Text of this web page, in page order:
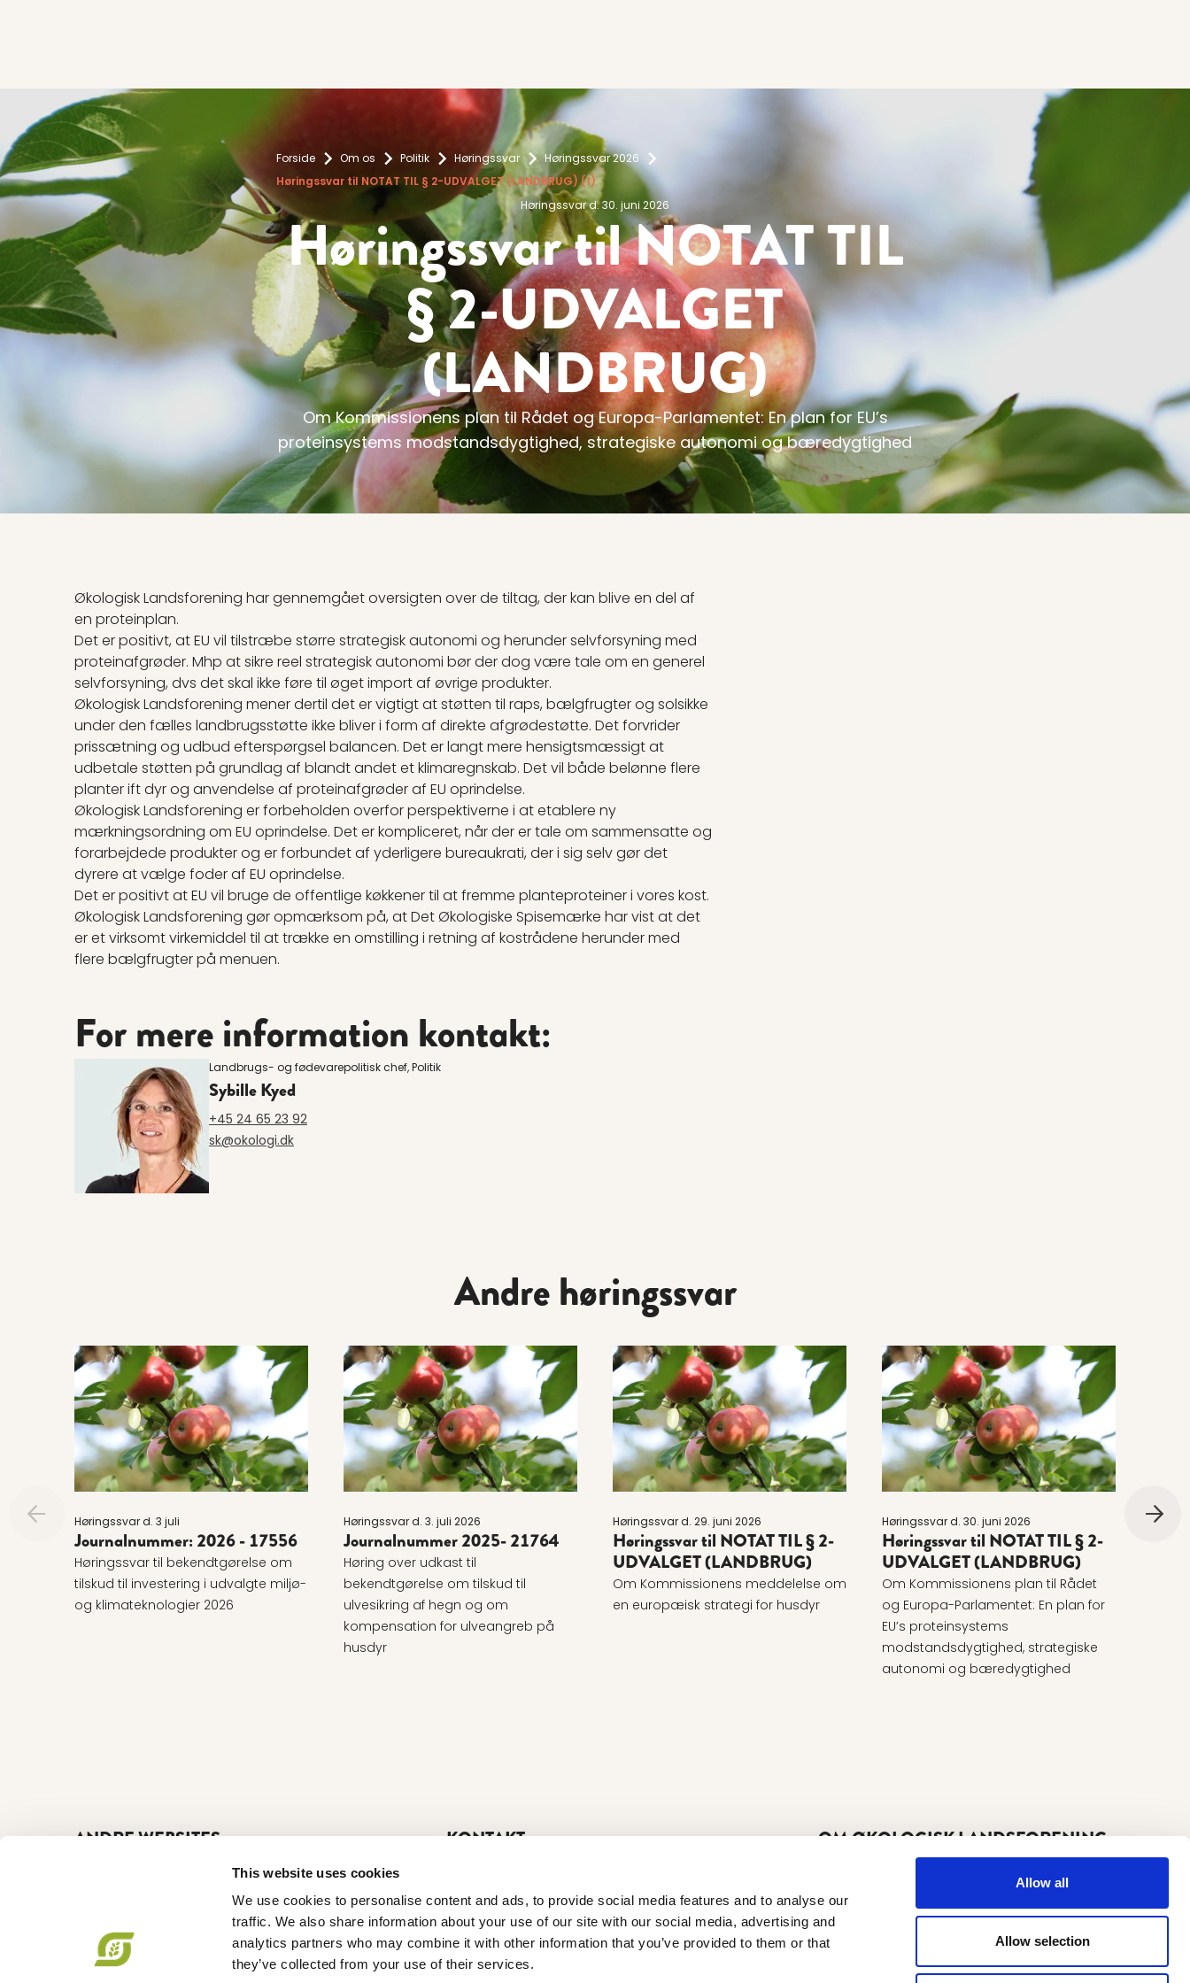
This website uses cookies
We use cookies to personalise content and ads, to provide social media features and to analyse our
traffic. We also share information about your use of our site with our social media, advertising and
analytics partners who may combine it with other information that you’ve provided to them or that
they’ve collected from your use of their services.
Allow all
Allow selection
Forside Om os Politik Høringssvar
Høringssvar 2026
Høringssvar til NOTAT TIL § 2-UDVALGET (LANDBRUG) (1)
Høringssvar d. 30. juni 2026
Høringssvar til NOTAT TIL
§ 2-UDVALGET
(LANDBRUG)
Om Kommissionens plan til Rådet og Europa-Parlamentet: En plan for EU’s
proteinsystems modstandsdygtighed, strategiske autonomi og bæredygtighed
Økologisk Landsforening har gennemgået oversigten over de tiltag, der kan blive en del af
en proteinplan.
Det er positivt, at EU vil tilstræbe større strategisk autonomi og herunder selvforsyning med
proteinafgrøder. Mhp at sikre reel strategisk autonomi bør der dog være tale om en generel
selvforsyning, dvs det skal ikke føre til øget import af øvrige produkter.
Økologisk Landsforening mener dertil det er vigtigt at støtten til raps, bælgfrugter og solsikke
under den fælles landbrugsstøtte ikke bliver i form af direkte afgrødestøtte. Det forvrider
prissætning og udbud efterspørgsel balancen. Det er langt mere hensigtsmæssigt at
udbetale støtten på grundlag af blandt andet et klimaregnskab. Det vil både belønne flere
planter ift dyr og anvendelse af proteinafgrøder af EU oprindelse.
Økologisk Landsforening er forbeholden overfor perspektiverne i at etablere ny
mærkningsordning om EU oprindelse. Det er kompliceret, når der er tale om sammensatte og
forarbejdede produkter og er forbundet af yderligere bureaukrati, der i sig selv gør det
dyrere at vælge foder af EU oprindelse.
Det er positivt at EU vil bruge de offentlige køkkener til at fremme planteproteiner i vores kost.
Økologisk Landsforening gør opmærksom på, at Det Økologiske Spisemærke har vist at det
er et virksomt virkemiddel til at trække en omstilling i retning af kostrådene herunder med
flere bælgfrugter på menuen.
For mere information kontakt:
Landbrugs- og fødevarepolitisk chef, Politik
Sybille Kyed
+45 24 65 23 92
sk@okologi.dk
Andre høringssvar
Læs mere om Journalnummer: 2026 - 17556
Høringssvar d. 3 juli
Journalnummer: 2026 - 17556
Høringssvar til bekendtgørelse om
tilskud til investering i udvalgte miljø-
og klimateknologier 2026
Læs mere om Journalnummer 2025- 21764
Høringssvar d. 3. juli 2026
Journalnummer 2025- 21764
Høring over udkast til
bekendtgørelse om tilskud til
ulvesikring af hegn og om
kompensation for ulveangreb på
husdyr
Læs mere om Høringssvar til NOTAT TIL § 2-UDVALGET (LANDBRUG)
Høringssvar d. 29. juni 2026
Høringssvar til NOTAT TIL § 2-
UDVALGET (LANDBRUG)
Om Kommissionens meddelelse om
en europæisk strategi for husdyr
Læs mere om Høringssvar til NOTAT TIL § 2-
Høringssvar d. 30. juni 2026
Høringssvar til NOTAT TIL § 2-
UDVALGET (LANDBRUG)
Om Kommissionens plan til Rådet
og Europa-Parlamentet: En plan for
EU’s proteinsystems
modstandsdygtighed, strategiske
autonomi og bæredygtighed
ANDRE WEBSITES
Organic Denmark•Organic
Organic Summit 2025
Tilmeld dig nyhedsbreve her
FØLG OS PÅ
KONTAKT
+45 87 32 27 00•info@okologi.dk
CVR 13038139
FIND MEDARBEJDER
OM ØKOLOGISK LANDSFORENING
Politik
Datapolitik